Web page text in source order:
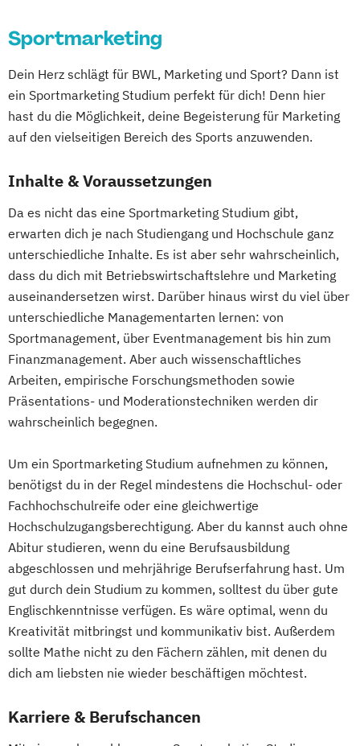
Sportmarketing
Dein Herz schlägt für BWL, Marketing und Sport? Dann ist
ein Sportmarketing Studium perfekt für dich! Denn hier
hast du die Möglichkeit, deine Begeisterung für Marketing
auf den vielseitigen Bereich des Sports anzuwenden.
Inhalte & Voraussetzungen
Da es nicht das eine Sportmarketing Studium gibt,
erwarten dich je nach Studiengang und Hochschule ganz
unterschiedliche Inhalte. Es ist aber sehr wahrscheinlich,
dass du dich mit Betriebswirtschaftslehre und Marketing
auseinandersetzen wirst. Darüber hinaus wirst du viel über
unterschiedliche Managementarten lernen: von
Sportmanagement, über Eventmanagement bis hin zum
Finanzmanagement. Aber auch wissenschaftliches
Arbeiten, empirische Forschungsmethoden sowie
Präsentations- und Moderationstechniken werden dir
wahrscheinlich begegnen.
Um ein Sportmarketing Studium aufnehmen zu können,
benötigst du in der Regel mindestens die Hochschul- oder
Fachhochschulreife oder eine gleichwertige
Hochschulzugangsberechtigung. Aber du kannst auch ohne
Abitur studieren, wenn du eine Berufsausbildung
abgeschlossen und mehrjährige Berufserfahrung hast. Um
gut durch dein Studium zu kommen, solltest du über gute
Englischkenntnisse verfügen. Es wäre optimal, wenn du
Kreativität mitbringst und kommunikativ bist. Außerdem
sollte Mathe nicht zu den Fächern zählen, mit denen du
dich am liebsten nie wieder beschäftigen möchtest.
Karriere & Berufschancen